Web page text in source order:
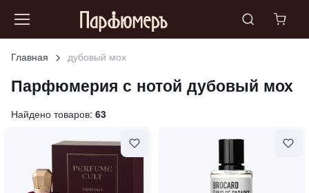
Главная дубовый мох
Парфюмерия с нотой дубовый мох
Найдено товаров: 63